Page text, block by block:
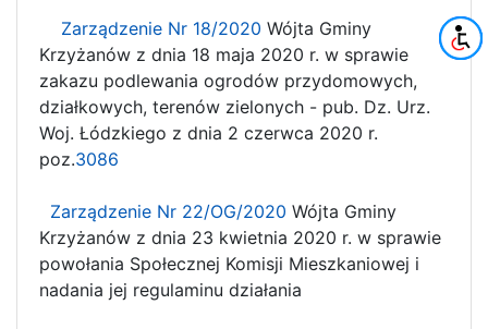
Zarządzenie Nr 18/2020 Wójta Gminy
Krzyżanów z dnia 18 maja 2020 r. w sprawie
zakazu podlewania ogrodów przydomowych,
działkowych, terenów zielonych - pub. Dz. Urz.
Woj. Łódzkiego z dnia 2 czerwca 2020 r.
poz.3086
Zarządzenie Nr 22/OG/2020 Wójta Gminy
Krzyżanów z dnia 23 kwietnia 2020 r. w sprawie
powołania Społecznej Komisji Mieszkaniowej i
nadania jej regulaminu działania